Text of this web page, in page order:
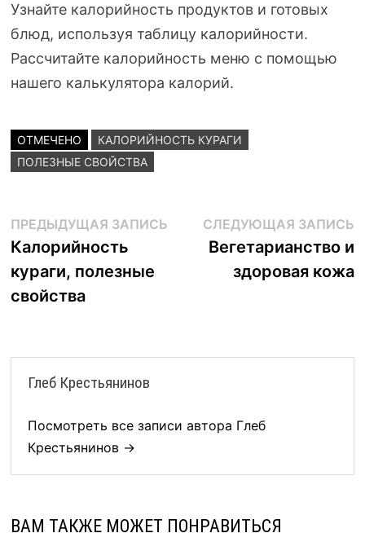
Узнайте калорийность продуктов и готовых
блюд, используя таблицу калорийности.
Рассчитайте калорийность меню с помощью
нашего калькулятора калорий.
ОТМЕЧЕНО
КАЛОРИЙНОСТЬ КУРАГИ
ПОЛЕЗНЫЕ СВОЙСТВА
Навигация
по
записям
ПРЕДЫДУЩАЯ ЗАПИСЬПредыдущая
запись:
Калорийность
кураги, полезные
свойства
СЛЕДУЮЩАЯ ЗАПИСЬ
Вегетарианство и
здоровая кожа
Глеб Крестьянинов
Посмотреть все записи автора Глеб
Крестьянинов →
ВАМ ТАКЖЕ МОЖЕТ ПОНРАВИТЬСЯ